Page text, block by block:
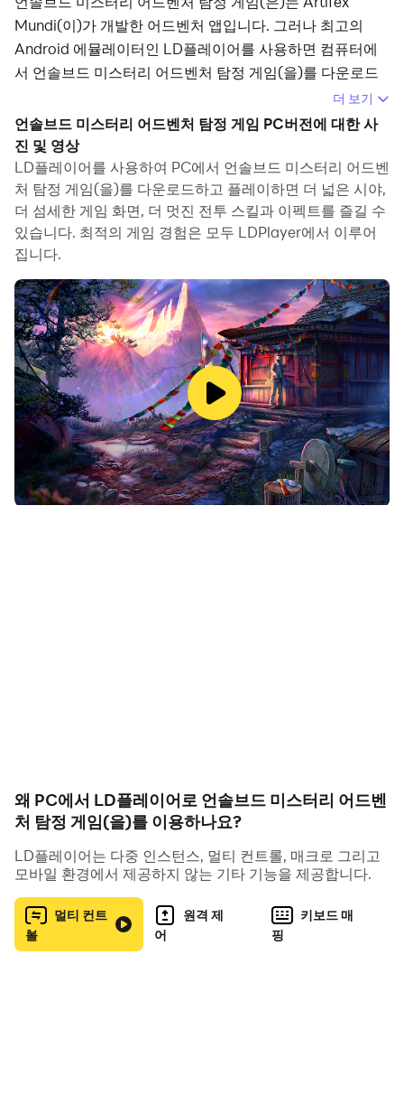
Mundi(이)가 개발한 어드벤처 앱입니다. 그러나 최고의
Android 에뮬레이터인 LD플레이어를 사용하면 컴퓨터에
서 언솔브드 미스터리 어드벤처 탐정 게임(을)를 다운로드
컴퓨터에서 언솔브드 미스터리 어드벤처 탐정 게임(을)를
실행하면 보다 큰 화면에서 이용할 수 있으며, 마우스와 키
보드로 앱을 이용하는 것이 화면을 터치하는 것보다 훨씬 빠
릅니다. 동시에 기기의 배터리 문제에 대해 걱정할 필요가
없습니다.
다중 인스턴스 및 멀티 컨트롤 기능을 통해 컴퓨터에서 여러
애플리케이션과 계정을 동시에 이용할 수도 있습니다.
또한 파일 전송 기능을 통해 이미지, 비디오 및 파일을 공유
하는 것도 매우 쉬워집니다.
컴퓨터에서 언솔브드 미스터리 어드벤처 탐정 게임(을)를
다운로드하고 실행하여 큰 화면과 고화질의 PC 환경에서
즐기세요!
언솔브드 UNSOLVED에 오신 것을 환영합니다. 풀리지 않
는 미스터리, 수수께기 같은 수사와 잡힐 듯 말듯 숨겨진 단
해 보세요.
벌써 사건을 다 풀었다고요? 지루할 새 없이 업데이트되는
새 미션과 스토리!
부담 없이 즐기는 무료 게임, 지금 다운로드하세요!
더 보기
언솔브드 미스터리 어드벤처 탐정 게임 PC버전에 대한 사
진 및 영상
LD플레이어를 사용하여 PC에서 언솔브드 미스터리 어드벤
처 탐정 게임(을)를 다운로드하고 플레이하면 더 넓은 시야,
더 섬세한 게임 화면, 더 멋진 전투 스킬과 이펙트를 즐길 수
있습니다. 최적의 게임 경험은 모두 LDPlayer에서 이루어
집니다.
왜 PC에서 LD플레이어로 언솔브드 미스터리 어드벤
처 탐정 게임(을)를 이용하나요?
LD플레이어는 다중 인스턴스, 멀티 컨트롤, 매크로 그리고
모바일 환경에서 제공하지 않는 기타 기능을 제공합니다.
멀티 컨트
롤
원격 제
어
키보드 매
핑